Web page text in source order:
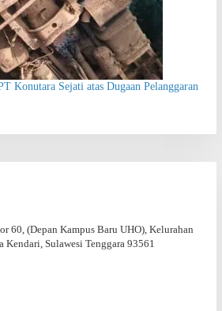
Konutara Sejati atas Dugaan Pelanggaran
60, (Depan Kampus Baru UHO), Kelurahan
Kendari, Sulawesi Tenggara 93561